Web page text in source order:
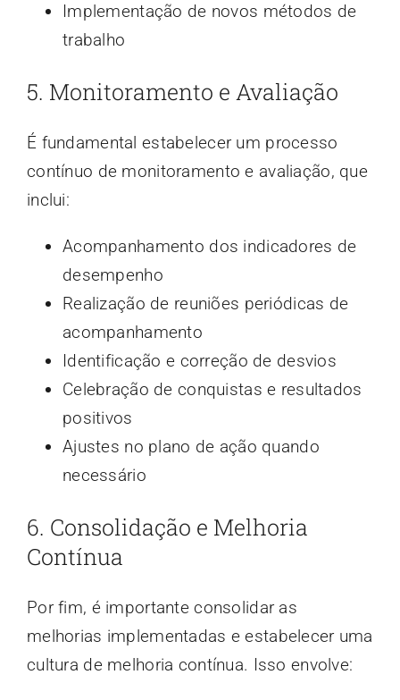
Implementação de novos métodos de
trabalho
5. Monitoramento e Avaliação
É fundamental estabelecer um processo
contínuo de monitoramento e avaliação, que
inclui:
Acompanhamento dos indicadores de
desempenho
Realização de reuniões periódicas de
acompanhamento
Identificação e correção de desvios
Celebração de conquistas e resultados
positivos
Ajustes no plano de ação quando
necessário
6. Consolidação e Melhoria
Contínua
Por fim, é importante consolidar as
melhorias implementadas e estabelecer uma
cultura de melhoria contínua. Isso envolve: